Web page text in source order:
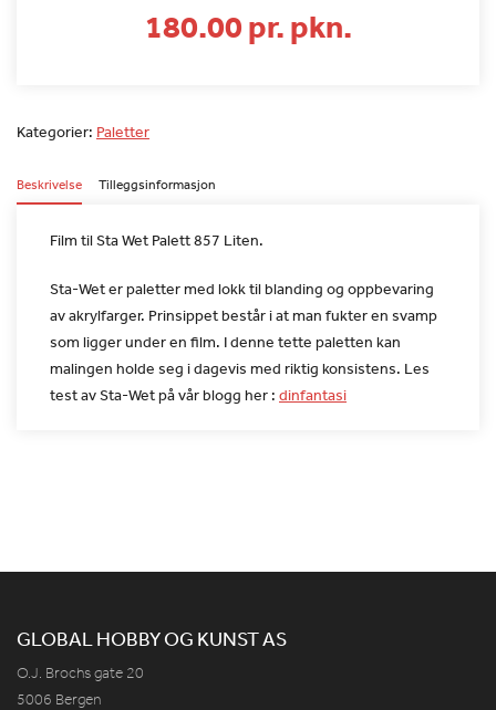
180.00 pr. pkn.
Kategorier: Paletter
Beskrivelse Tilleggsinformasjon
Film til Sta Wet Palett 857 Liten.
Sta-Wet er paletter med lokk til blanding og oppbevaring
avakrylfarger. Prinsippet består i at man fukter en svamp
som liggerunder en film. I denne tette paletten kan
malingen holde seg idagevis med riktig konsistens. Les
test av Sta-Wet på vår blogg her : dinfantasi
GLOBAL HOBBY OG KUNST AS
O.J. Brochs gate 20
5006 Bergen